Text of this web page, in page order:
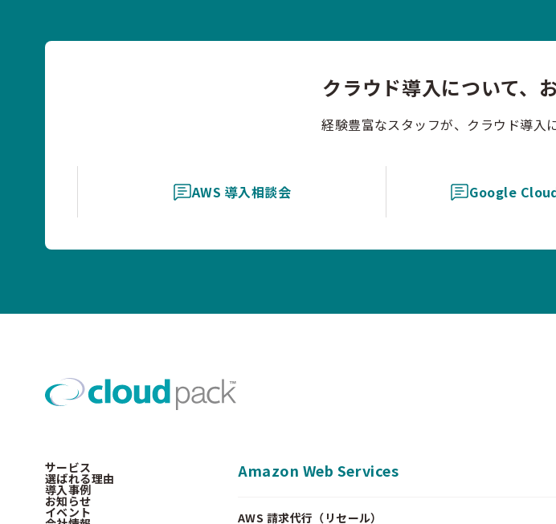
クラウド導入について、
経験豊富なスタッフが、クラウド導入
AWS 導入相談会 Google
サービス
選ばれる理由
導入事例
お知らせ
イベント
Amazon Web Services
AWS 請求代行（リセール）